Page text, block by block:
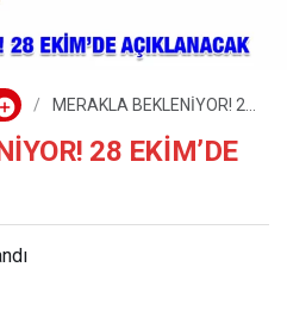
MERAKLA BEKLENİYOR! 28
28 EKİM’DE